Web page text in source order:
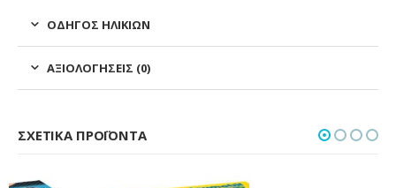
ΟΔΗΓΌΣ ΗΛΙΚΙΏΝ
ΑΞΙΟΛΟΓΉΣΕΙΣ (0)
ΣΧΕΤΙΚΆ ΠΡΟΪΌΝΤΑ